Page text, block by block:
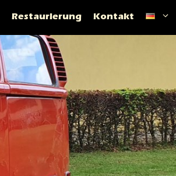
Restaurierung Kontakt